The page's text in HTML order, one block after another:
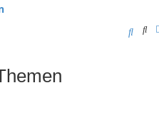
S